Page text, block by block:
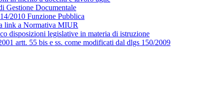
Gestione Documentale
2010 Funzione Pubblica
link a Normativa MIUR
disposizioni legislative in materia di istruzione
artt. 55 bis e ss. come modificati dal dlgs 150/2009